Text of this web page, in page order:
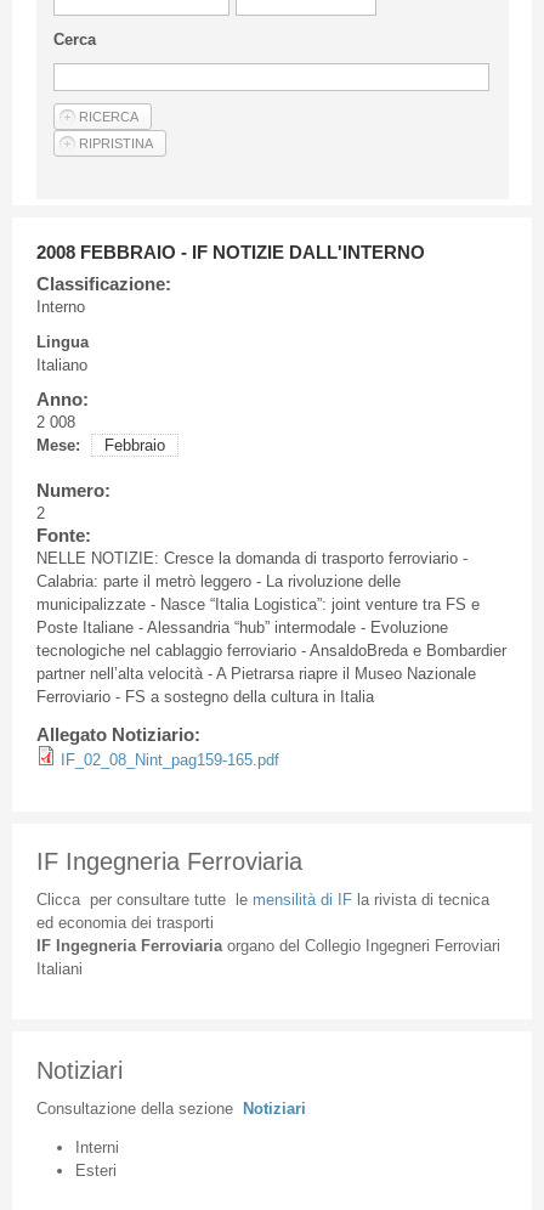
Privacy Policy
Articoli
Cerca
2008 FEBBRAIO - IF NOTIZIE DALL'INTERNO
Classificazione:
Interno
Lingua
Italiano
Anno:
2 008
Mese:
Febbraio
Numero:
2
Fonte:
NELLE NOTIZIE: Crescela domanda di trasporto ferroviario-
Calabria: parte il metrò leggero- La rivoluzione delle
municipalizzate- Nasce“Italia Logistica”: joint venture tra FS e
Poste Italiane- Alessandria“hub” intermodale- Evoluzione
tecnologiche nel cablaggio ferroviario- AnsaldoBredae Bombardier
partner nell’alta velocità- A Pietrarsa riapre il Museo Nazionale
Ferroviario- FS a sostegno della culturain Italia
Allegato Notiziario:
IF_02_08_Nint_pag159-165.pdf
IF Ingegneria Ferroviaria
Cliccaper consultare tuttele mensilità di IFla rivista di tecnica
ed economia dei trasporti
IF Ingegneria Ferroviaria organodel Collegio Ingegneri Ferroviari
Italiani
Notiziari
Consultazione della sezione Notiziari
Interni
Esteri